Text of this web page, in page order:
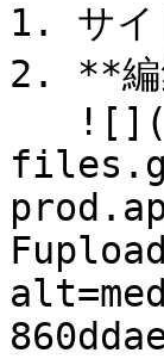
1. サイ
2. **編